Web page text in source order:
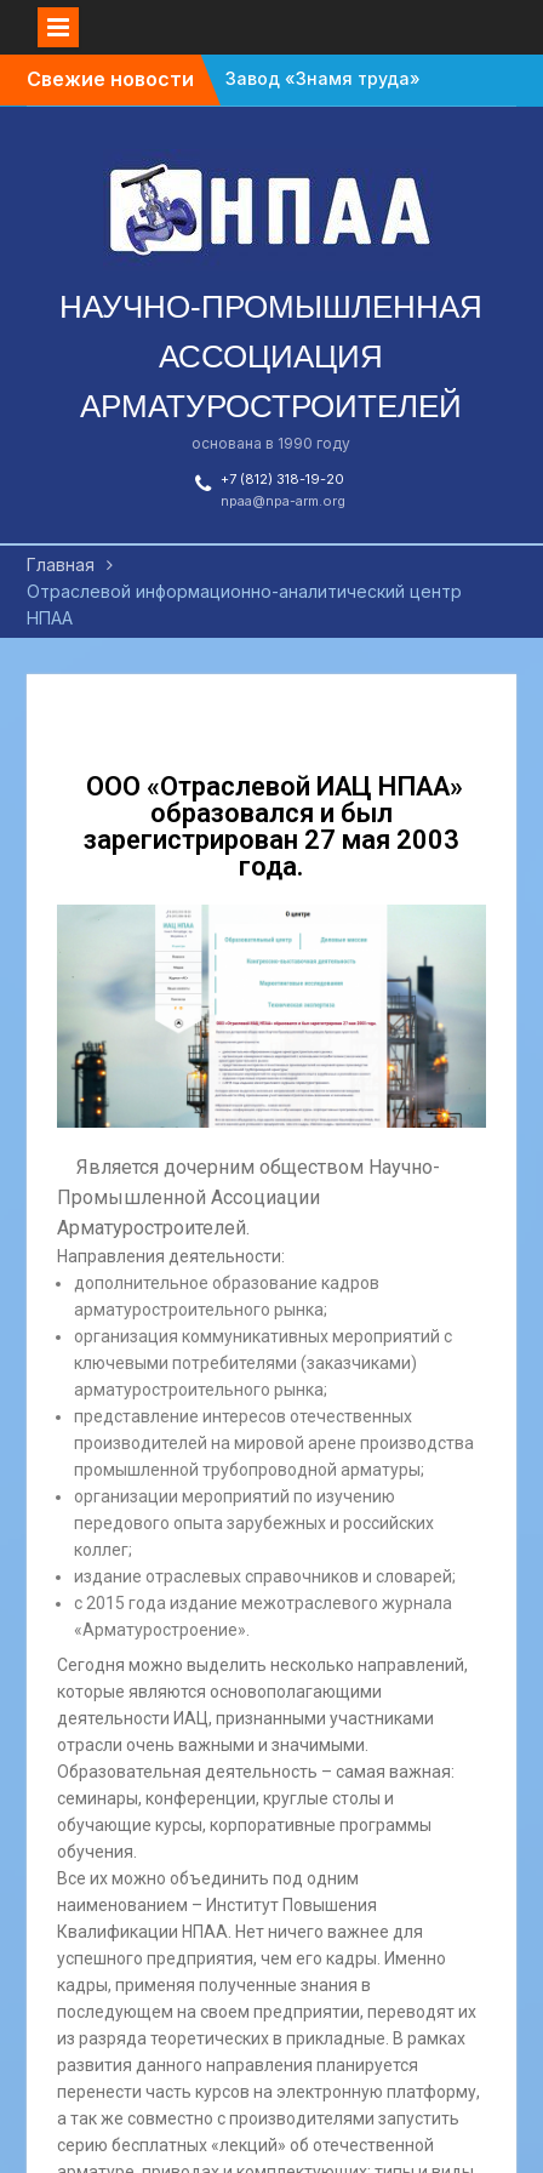
Свежие новости
Завод «Знамя труда»
планируют признать
Санкт-Петербурге
перенесли с октября
на апрель
зафиксировали спад в
промышленности
НАУЧНО-ПРОМЫШЛЕННАЯ
АССОЦИАЦИЯ
АРМАТУРОСТРОИТЕЛЕЙ
основана в 1990 году
+7 (812) 318-19-20
npaa@npa-arm.org
Главная
Отраслевой информационно-аналитический центр
НПАА
ООО «Отраслевой ИАЦ НПАА»
образовался и был
зарегистрирован 27 мая 2003
года.
Является дочерним обществом Научно-
Промышленной Ассоциации
Арматуростроителей.
Направления деятельности:
дополнительное образование кадров
арматуростроительного рынка;
организация коммуникативных мероприятий с
ключевыми потребителями (заказчиками)
арматуростроительного рынка;
представление интересов отечественных
производителей на мировой арене производства
промышленной трубопроводной арматуры;
организации мероприятий по изучению
передового опыта зарубежных и российских
коллег;
издание отраслевых справочников и словарей;
с 2015 года издание межотраслевого журнала
«Арматуростроение».
Сегодня можно выделить несколько направлений,
которые являются основополагающими
деятельности ИАЦ, признанными участниками
отрасли очень важными и значимыми.
Образовательная деятельность – самая важная:
семинары, конференции, круглые столы и
обучающие курсы, корпоративные программы
обучения.
Все их можно объединить под одним
наименованием – Институт Повышения
Квалификации НПАА. Нет ничего важнее для
успешного предприятия, чем его кадры. Именно
кадры, применяя полученные знания в
последующем на своем предприятии, переводят их
из разряда теоретических в прикладные. В рамках
развития данного направления планируется
перенести часть курсов на электронную платформу,
а так же совместно с производителями запустить
серию бесплатных «лекций» об отечественной